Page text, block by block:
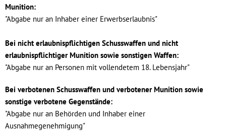
Munition:
"Abgabe nur an Inhaber einer Erwerbserlaubnis"
Bei nicht erlaubnispflichtigen Schusswaffen und nicht
erlaubnispflichtiger Munition sowie sonstigen Waffen:
"Abgabe nur an Personen mit vollendetem 18. Lebensjahr"
Bei verbotenen Schusswaffen und verbotener Munition sowie
sonstige verbotene Gegenstände:
"Abgabe nur an Behörden und Inhaber einer
Ausnahmegenehmigung"